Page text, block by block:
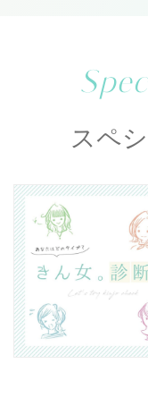
スペ